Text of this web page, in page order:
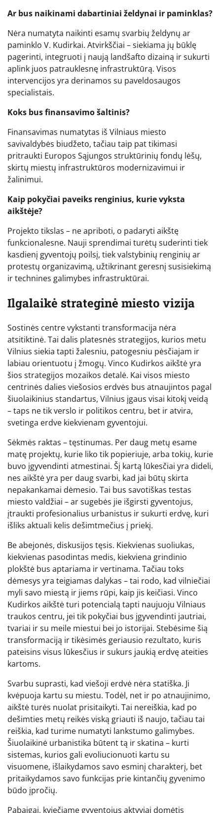
Ar bus naikinami dabartiniai želdynai ir paminklas?
Nėra numatyta naikinti esamų svarbių želdynų ar
paminklo V. Kudirkai. Atvirkščiai – siekiama jų būklę
pagerinti, integruoti į naują landšafto dizainą ir sukurti
aplink juos patrauklesnę infrastruktūrą. Visos
intervencijos yra derinamos su paveldosaugos
specialistais.
Koks bus finansavimo šaltinis?
Finansavimas numatytas iš Vilniaus miesto
savivaldybės biudžeto, tačiau taip pat tikimasi
pritraukti Europos Sąjungos struktūrinių fondų lėšų,
skirtų miestų infrastruktūros modernizavimui ir
žalinimui.
Kaip pokyčiai paveiks renginius, kurie vyksta
aikštėje?
Projekto tikslas – ne apriboti, o padaryti aikštę
funkcionalesne. Nauji sprendimai turėtų suderinti tiek
kasdienį gyventojų poilsį, tiek valstybinių renginių ar
protestų organizavimą, užtikrinant geresnį susisiekimą
ir technines galimybes infrastruktūrai.
Ilgalaikė strateginė miesto vizija
Sostinės centre vykstanti transformacija nėra
atsitiktinė. Tai dalis platesnės strategijos, kurios metu
Vilnius siekia tapti žalesniu, patogesniu pėsčiajam ir
labiau orientuotu į žmogų. Vinco Kudirkos aikštė yra
šios strategijos mozaikos detalė. Kai visos miesto
centrinės dalies viešosios erdvės bus atnaujintos pagal
šiuolaikinius standartus, Vilnius įgaus visai kitokį veidą
– taps ne tik verslo ir politikos centru, bet ir atvira,
svetinga erdve kiekvienam gyventojui.
Sėkmės raktas – tęstinumas. Per daug metų esame
matę projektų, kurie liko tik popieriuje, arba tokių, kurie
buvo įgyvendinti atmestinai. Šį kartą lūkesčiai yra dideli,
nes aikštė yra per daug svarbi, kad jai būtų skirta
nepakankamai dėmesio. Tai bus savotiškas testas
miesto valdžiai – ar sugebės jie išgirsti gyventojus,
įtraukti profesionalius urbanistus ir sukurti erdvę, kuri
išliks aktuali kelis dešimtmečius į priekį.
Be abejonės, diskusijos tęsis. Kiekvienas suoliukas,
kiekvienas pasodintas medis, kiekviena grindinio
plokštė bus aptariama ir vertinama. Tačiau toks
dėmesys yra teigiamas dalykas – tai rodo, kad vilniečiai
myli savo miestą ir jiems rūpi, kaip jis keičiasi. Vinco
Kudirkos aikštė turi potencialą tapti naujuoju Vilniaus
traukos centru, jei tik pokyčiai bus įgyvendinti jautriai,
tvariai ir su meile miestui bei jo istorijai. Stebėsime šią
transformaciją ir tikėsimės geriausio rezultato, kuris
pateisins visus lūkesčius ir sukurs jaukią erdvę ateities
kartoms.
Svarbu suprasti, kad viešoji erdvė nėra statiška. Ji
kvėpuoja kartu su miestu. Todėl, net ir po atnaujinimo,
aikštė turės nuolat prisitaikyti. Tai nereiškia, kad po
dešimties metų reikės viską griauti iš naujo, tačiau tai
reiškia, kad turime numatyti lankstumo galimybes.
Šiuolaikinė urbanistika būtent tą ir skatina – kurti
sistemas, kurios gali evoliucionuoti kartu su
visuomene, išlaikydamos savo esminį charakterį, bet
pritaikydamos savo funkcijas prie kintančių gyvenimo
būdo įpročių.
Pabaigai, kviečiame gyventojus aktyviai domėtis